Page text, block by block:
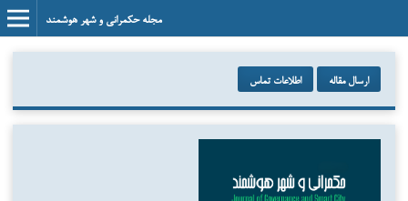
مجله حکمرانی و شهر هوشمند
ارسال مقاله اطلاعات تماس